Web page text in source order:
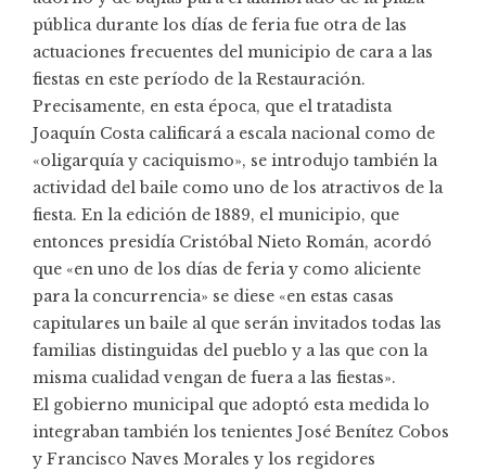
pública durante los días de feria fue otra de las
actuaciones frecuentes del municipio de cara a las
fiestas en este período de la Restauración.
Precisamente, en esta época, que el tratadista
Joaquín Costa calificará a escala nacional como de
«oligarquía y caciquismo», se introdujo también la
actividad del baile como uno de los atractivos de la
fiesta. En la edición de 1889, el municipio, que
entonces presidía Cristóbal Nieto Román, acordó
que «en uno de los días de feria y como aliciente
para la concurrencia» se diese «en estas casas
capitulares un baile al que serán invitados todas las
familias distinguidas del pueblo y a las que con la
misma cualidad vengan de fuera a las fiestas».
El gobierno municipal que adoptó esta medida lo
integraban también los tenientes José Benítez Cobos
y Francisco Naves Morales y los regidores